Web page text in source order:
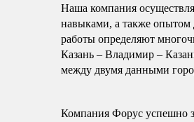
Наша компания
навыками, а также опытом
работы определяют
Казань – Владимир –
между двумя данными
Компания Форус успешно